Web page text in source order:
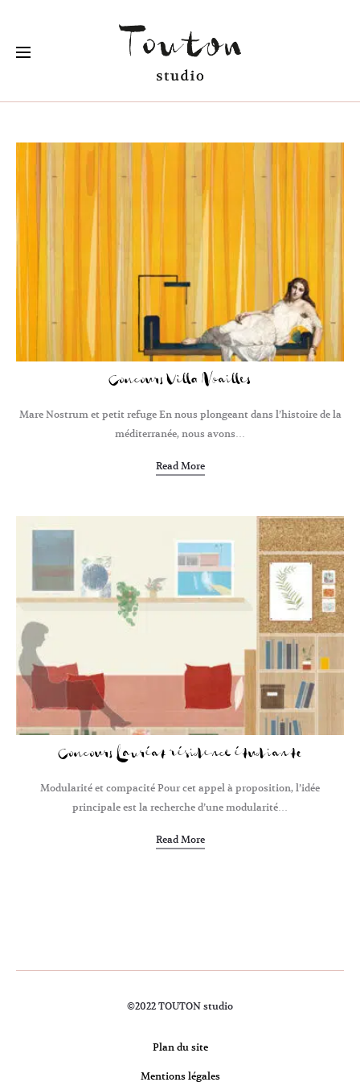
Concours Villa Noailles
Mare Nostrum et petit refuge En nous plongeant dans l’histoire de la
méditerranée, nous avons…
Read More
Concours Lauréat résidence étudiante
Modularité et compacité Pour cet appel à proposition, l’idée
principale est la recherche d’une modularité…
Read More
©2022 TOUTON studio
Plan du site
Mentions légales